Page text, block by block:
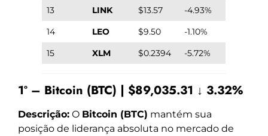
13
LINK $13.57
-4.93%
14
LEO $9.50
-1.10%
15
XLM $0.2394 -5.72%
1º – Bitcoin (BTC) | $89,035.31 ↓ 3.32%
Descrição: O Bitcoin (BTC) mantém sua
posição de liderança absoluta no mercado de